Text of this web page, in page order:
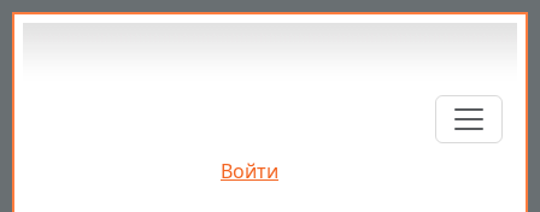
Перейти к основному содержанию
Войти